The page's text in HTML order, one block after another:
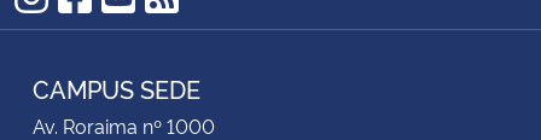
Instagram
Facebook
YouTube
RSS
CAMPUS SEDE
Av. Roraima nº 1000